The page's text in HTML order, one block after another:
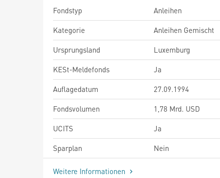
Fondstyp
Anleihen
Kategorie
Anleihen Gemischt
Ursprungsland
Luxemburg
KESt-Meldefonds
Ja
Auflagedatum
27.09.1994
Fondsvolumen
1,78 Mrd. USD
UCITS
Ja
Sparplan
Nein
Weitere Informationen